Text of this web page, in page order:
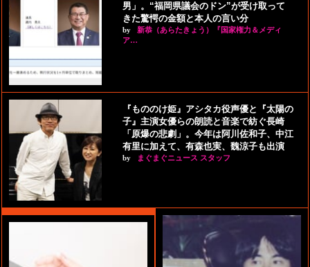
男」。“福岡県議会のドン”が受け取って
きた驚愕の金額と本人の言い分
by
新恭（あらたきょう）『国家権力＆メディ
ア…
『もののけ姫』アシタカ役声優と『太陽の
子』主演女優らの朗読と音楽で紡ぐ長崎
「原爆の悲劇」。今年は阿川佐和子、中江
有里に加えて、有森也実、魏涼子も出演
by まぐまぐニュース スタッフ